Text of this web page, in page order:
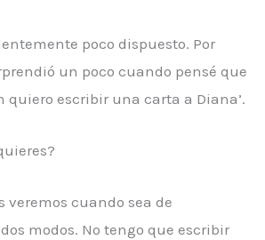
poco dispuesto. Por
un poco cuando pensé que
quiero escribir una carta a Diana’.
veremos cuando sea de
modos. No tengo que escribir